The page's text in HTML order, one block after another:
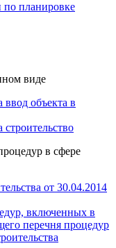
планировке
виде
объекта в
в сфере
от 30.04.2014
включенных в
перечня процедур